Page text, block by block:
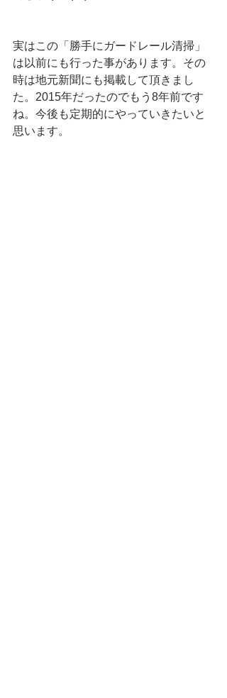
実はこの「勝手にガードレール清掃」
は以前にも行った事があります。その
時は地元新聞にも掲載して頂きまし
た。2015年だったのでもう8年前です
ね。 今後も定期的にやっていきたいと
思います。